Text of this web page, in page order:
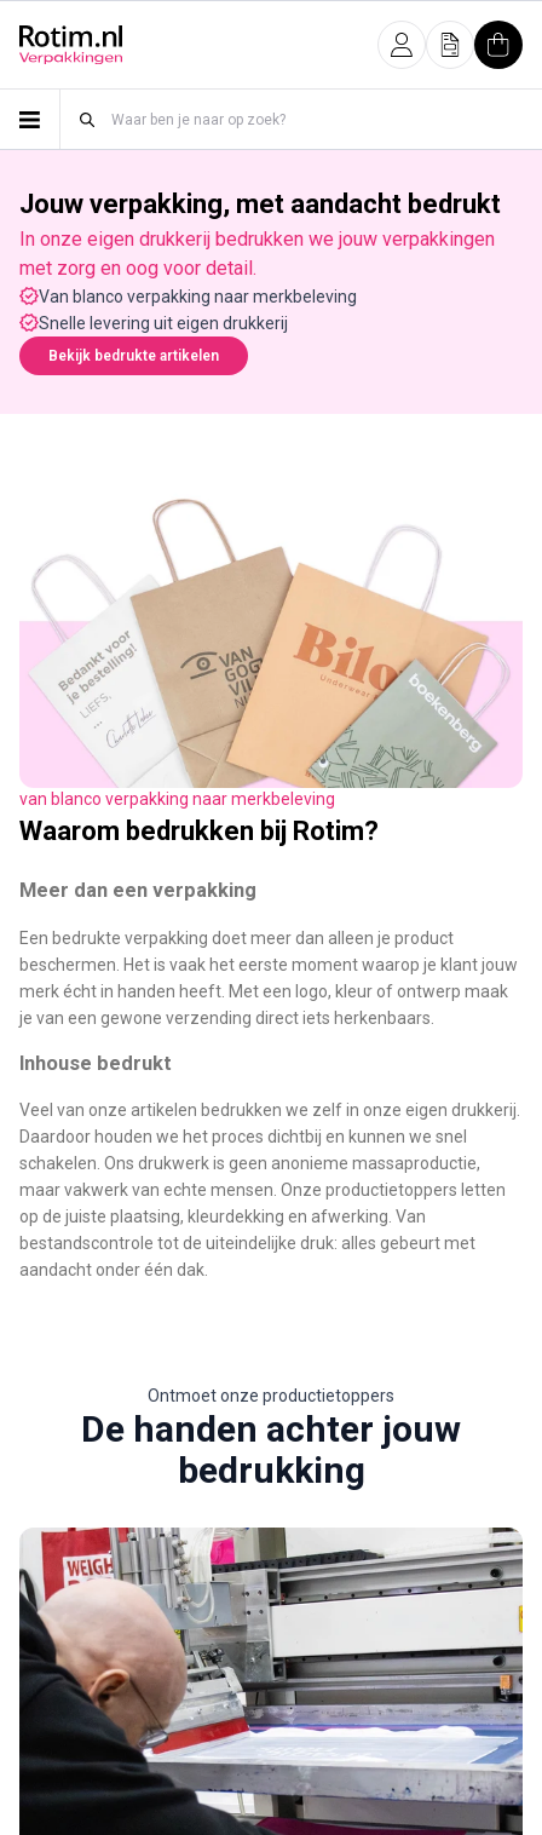
InloggenOfferte
Jouw verpakking, met aandacht bedrukt
In onze eigen drukkerij bedrukken we jouw verpakkingen
met zorg en oog voor detail.
Van blanco verpakking naar merkbeleving
Snelle levering uit eigen drukkerij
Bekijk bedrukte artikelen
van blanco verpakking naar merkbeleving
Waarom bedrukken bij Rotim?
Meer dan een verpakking
Een bedrukte verpakking doet meer dan alleen je product
beschermen. Het is vaak het eerste moment waarop je klant jouw
merk écht in handen heeft. Met een logo, kleur of ontwerp maak
je van een gewone verzending direct iets herkenbaars.
Inhouse bedrukt
Veel van onze artikelen bedrukken we zelf in onze eigen drukkerij.
Daardoor houden we het proces dichtbij en kunnen we snel
schakelen. Ons drukwerk is geen anonieme massaproductie,
maar vakwerk van echte mensen. Onze productietoppers letten
op de juiste plaatsing, kleurdekking en afwerking. Van
bestandscontrole tot de uiteindelijke druk: alles gebeurt met
aandacht onder één dak.
Ontmoet onze productietoppers
De handen achter jouw
bedrukking